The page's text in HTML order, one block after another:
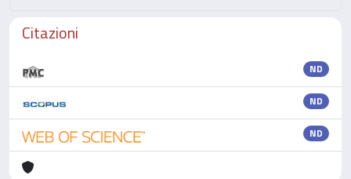
Citazioni
ND
ND
ND